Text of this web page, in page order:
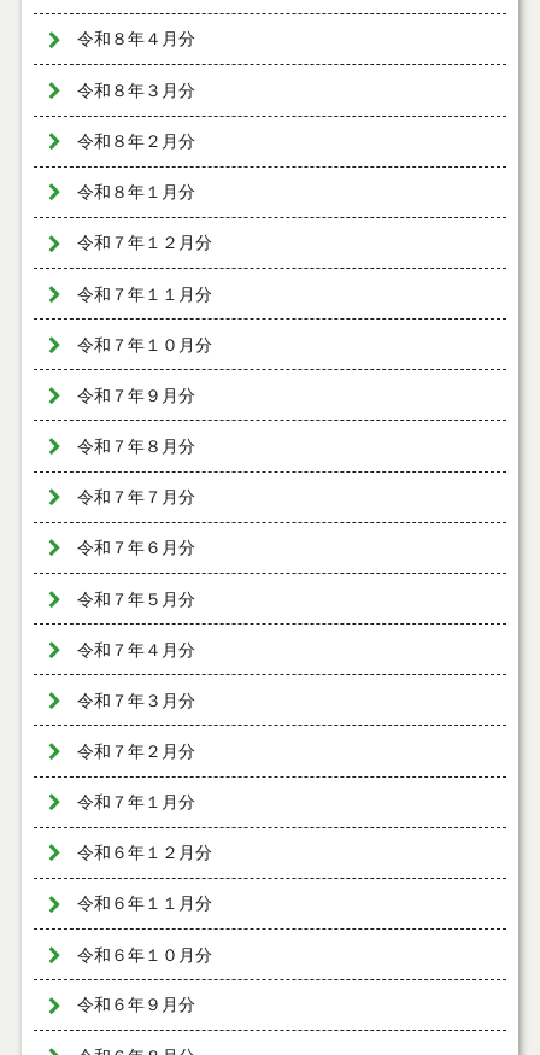
令和８年４月分
令和８年３月分
令和８年２月分
令和８年１月分
令和７年１２月分
令和７年１１月分
令和７年１０月分
令和７年９月分
令和７年８月分
令和７年７月分
令和７年６月分
令和７年５月分
令和７年４月分
令和７年３月分
令和７年２月分
令和７年１月分
令和６年１２月分
令和６年１１月分
令和６年１０月分
令和６年９月分